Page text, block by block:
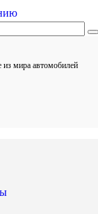
из мира автомобилей